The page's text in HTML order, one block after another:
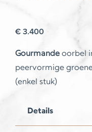
€3.400
Gourmande oorbel
peervormige
(enkel stuk)
Details